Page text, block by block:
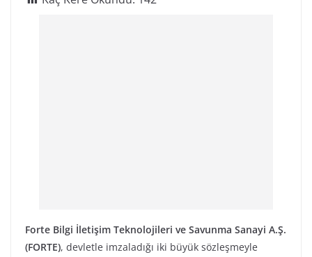
Forte Bilgi İletişim Teknolojileri ve Savunma Sanayi A.Ş.
(FORTE), devletle imzaladığı iki büyük sözleşmeyle